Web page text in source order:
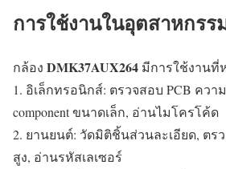
การใช้งานในอุตสาหกรร
กล้อง DMK37AUX264 มีการใช้งานที่
1. อิเล็กทรอนิกส์: ตรวจสอบ PCB ควา
component ขนาดเล็ก, อ่านไมโครโค้ด
2. ยานยนต์: วัดมิติชิ้นส่วนละเอียด, ต
สูง, อ่านรหัสเลเซอร์